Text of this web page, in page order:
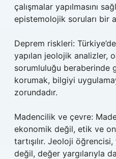
çalışmalar yapılmasını
epistemolojik soruları bir
Deprem riskleri:
yapılan jeolojik analizler,
sorumluluğu beraberinde
korumak, bilgiyi
zorundadır.
Madencilik ve çevre:
ekonomik değil, etik ve
tartışılır. Jeoloji
değil, değer yargılarıyla